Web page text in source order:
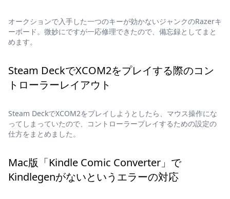
オークションで入手した一つのキーが効かないジャンクのRazerキ
ーボード。微妙にですが一応修理できたので、備忘録としてまと
めます。
Steam DeckでXCOM2をプレイする際のコン
トローラーレイアウト
Steam DeckでXCOM2をプレイしようとしたら、マウス操作にな
ってしまっていたので、コントローラープレイするための設定の
仕方をまとめました。
Mac版「Kindle Comic Converter」で
Kindlegenがないというエラーの対応